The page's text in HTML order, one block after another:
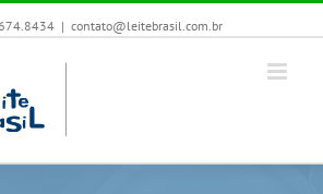
| contato@leitebrasil.com.br